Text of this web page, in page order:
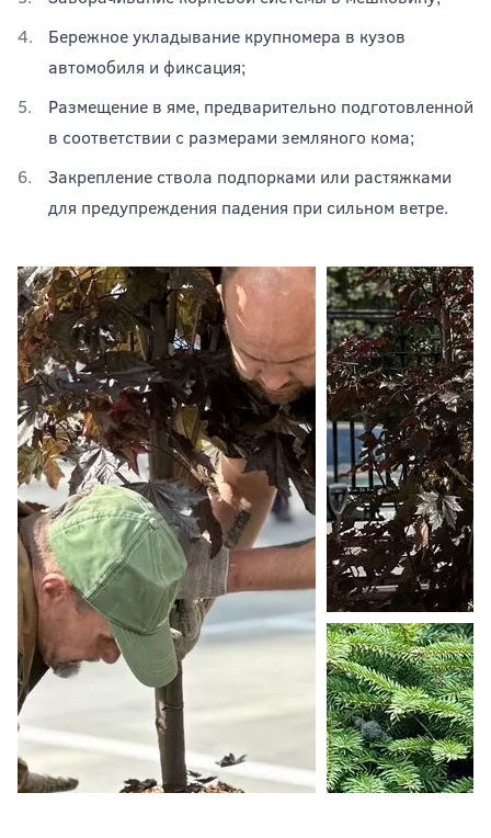
Бережное укладывание крупномера в кузов
автомобиля и фиксация;
Размещение в яме, предварительно подготовленной
в соответствии с размерами земляного кома;
Закрепление ствола подпорками или растяжками
для предупреждения падения при сильном ветре.